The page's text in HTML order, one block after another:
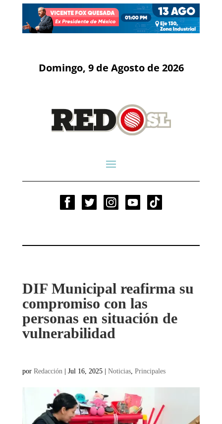
Domingo, 9 de Agosto de 2026
DIF Municipal reafirma su
compromiso con las
personas en situación de
vulnerabilidad
por Redacción | Jul 16, 2025| Noticias, Principales